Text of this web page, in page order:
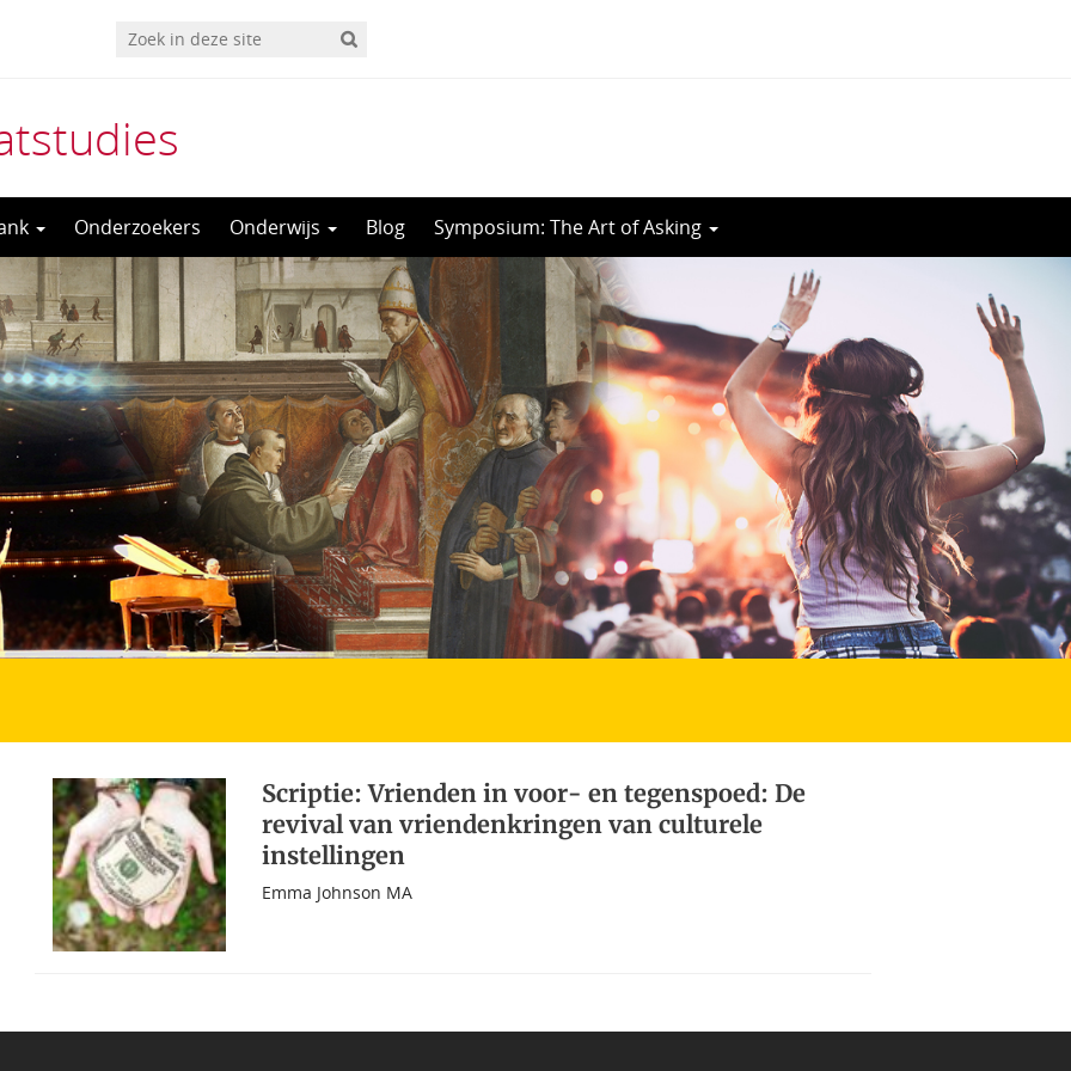
Onderzoekers Onderwijs Blog Symposium: The Art of Asking
Scriptie: Vrienden in voor- en tegenspoed: De
revival van vriendenkringen van culturele
instellingen
Emma Johnson MA